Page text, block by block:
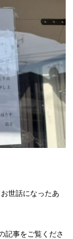
世話になったあ
記事をご覧くださ